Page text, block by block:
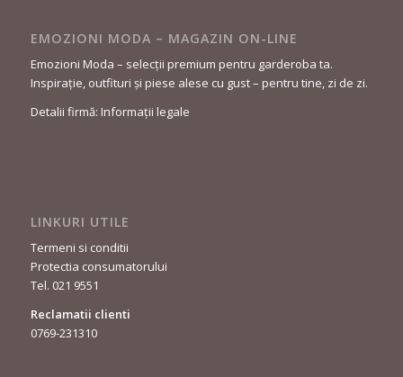
EMOZIONI MODA – MAGAZIN ON-LINE
Emozioni Moda – selecții premium pentru garderoba ta.
Inspirație, outfituri și piese alese cu gust – pentru tine, zi de zi.
Detalii firmă: Informații legale
LINKURI UTILE
Termeni si conditii
Protectia consumatorului
Tel. 021 9551
Reclamatii clienti
0769-231310